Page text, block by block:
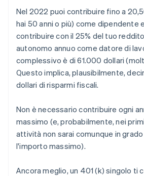
Nel 2022 puoi contribuire fino a
hai 50 anni o più) come dipendente
contribuire con il 25% del tuo
autonomo annuo come datore di
complessivo è di 61.000 dollari
Questo implica, plausibilmente,
dollari di risparmi fiscali.
Non è necessario contribuire ogni
massimo (e, probabilmente, nei
attività non sarai comunque in
l'importo massimo).
Ancora meglio, un 401 (k) singolo ti